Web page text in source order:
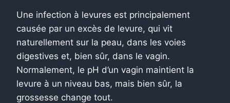
Une infection à levures est principalement
causée par un excès de levure, qui vit
naturellement sur la peau, dans les voies
digestives et, bien sûr, dans le vagin.
Normalement, le pH d’un vagin maintient la
levure à un niveau bas, mais bien sûr, la
grossesse change tout.